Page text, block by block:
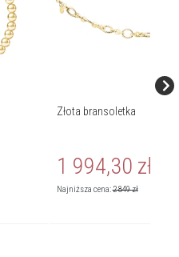
Złota bransoletka
1 994,30 zł
Najniższa cena:2 849zł